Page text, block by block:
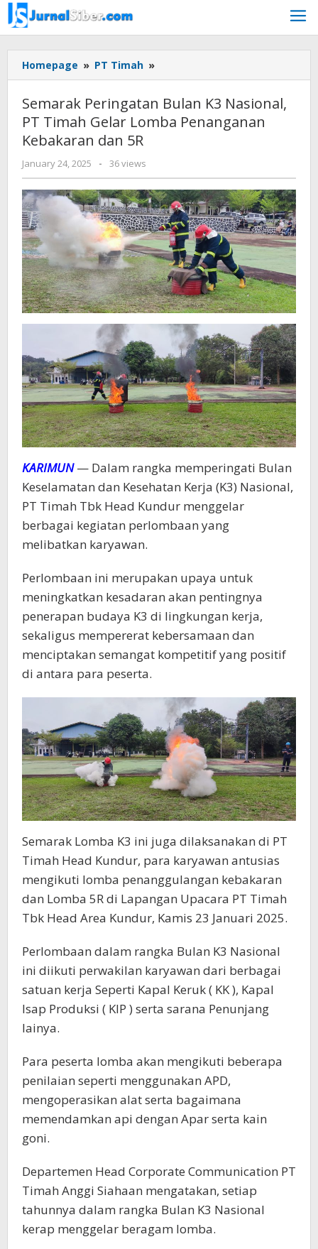
Skip
to
content
Homepage » PT Timah »
Peringatan
K3
Nasional,
Lomba
Penanganan
Kebakaran
dan
5R
Semarak Peringatan Bulan K3 Nasional,
PT Timah Gelar Lomba Penanganan
Kebakaran dan 5R
January 24, 2025
by
Jurnalsiber
- 36 views
KARIMUN— Dalam rangka memperingati Bulan
Keselamatan dan Kesehatan Kerja (K3) Nasional,
PT Timah Tbk Head Kundur menggelar
berbagai kegiatan perlombaan yang
melibatkan karyawan.
Perlombaan ini merupakan upaya untuk
meningkatkan kesadaran akan pentingnya
penerapan budaya K3 di lingkungan kerja,
sekaligus mempererat kebersamaan dan
menciptakan semangat kompetitif yang positif
di antara para peserta.
Semarak Lomba K3 ini juga dilaksanakan di PT
Timah Head Kundur, para karyawan antusias
mengikuti lomba penanggulangan kebakaran
dan Lomba 5R di Lapangan Upacara PT Timah
Tbk Head Area Kundur, Kamis 23 Januari 2025.
Perlombaan dalam rangka Bulan K3 Nasional
ini diikuti perwakilan karyawan dari berbagai
satuan kerja Seperti Kapal Keruk ( KK ), Kapal
Isap Produksi ( KIP ) serta sarana Penunjang
lainya.
Para peserta lomba akan mengikuti beberapa
penilaian seperti menggunakan APD,
mengoperasikan alat serta bagaimana
memendamkan api dengan Apar serta kain
goni.
Departemen Head Corporate Communication PT
Timah Anggi Siahaan mengatakan, setiap
tahunnya dalam rangka Bulan K3 Nasional
kerap menggelar beragam lomba.